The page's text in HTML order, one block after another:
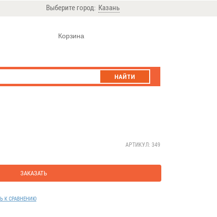
Выберите город: Казань
Корзина
НАЙТИ
АРТИКУЛ: 349
ЗАКАЗАТЬ
К СРАВНЕНИЮ